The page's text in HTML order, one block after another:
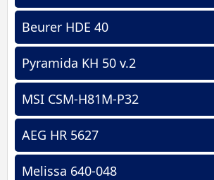
Beurer HDE 40
Pyramida KH 50 v.2
MSI CSM-H81M-P32
AEG HR 5627
Melissa 640-048